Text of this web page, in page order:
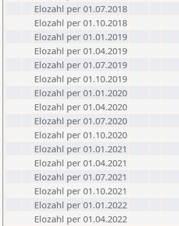
Elozahl per 01.07.2018
Elozahl per 01.10.2018
Elozahl per 01.01.2019
Elozahl per 01.04.2019
Elozahl per 01.07.2019
Elozahl per 01.10.2019
Elozahl per 01.01.2020
Elozahl per 01.04.2020
Elozahl per 01.07.2020
Elozahl per 01.10.2020
Elozahl per 01.01.2021
Elozahl per 01.04.2021
Elozahl per 01.07.2021
Elozahl per 01.10.2021
Elozahl per 01.01.2022
Elozahl per 01.04.2022